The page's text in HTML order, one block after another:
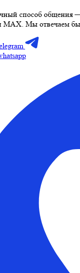
способ общения —
MAX. Мы отвечаем